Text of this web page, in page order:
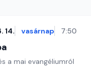
14. vasárnap 7:50
a mai evangéliumról